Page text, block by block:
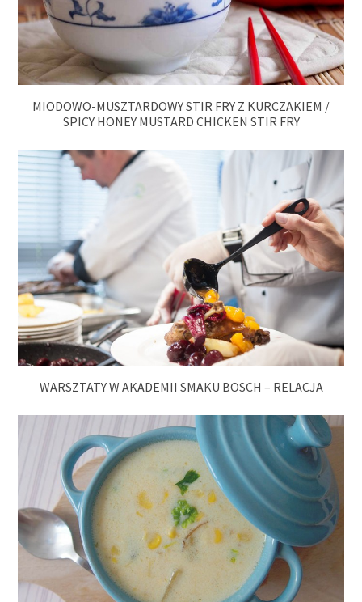
MIODOWO-MUSZTARDOWY STIR FRY Z KURCZAKIEM /
SPICY HONEY MUSTARD CHICKEN STIR FRY
WARSZTATY W AKADEMII SMAKU BOSCH – RELACJA